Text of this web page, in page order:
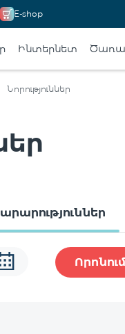
E-shop
Ինտերնետ
Նորություններ
Որոնում